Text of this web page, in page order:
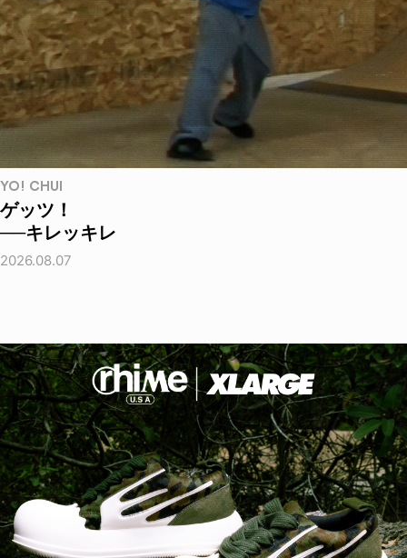
YO! CHUI
ゲッツ！
──キレッキレ
2026.08.07